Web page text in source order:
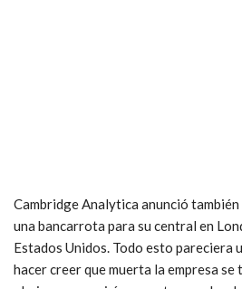
Cambridge Analytica anunció
una bancarrota para su central en
Estados Unidos. Todo esto pareciera
hacer creer que muerta la empresa se